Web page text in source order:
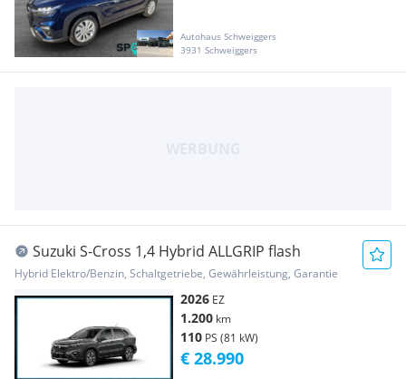
Autohaus Schweiggers
3931 Schweiggers
Suzuki S-Cross 1,4 Hybrid ALLGRIP flash
Hybrid Elektro/Benzin, Schaltgetriebe, Gewährleistung, Garantie
2026 EZ
1.200 km
110 PS (81 kW)
€ 28.990